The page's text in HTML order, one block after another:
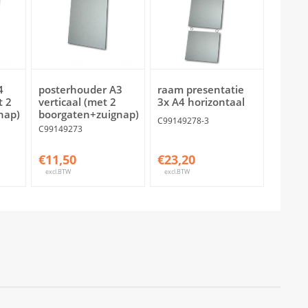
2
posterhouder A3
verticaal (met 2
boorgaten+zuignap)
C99149273
€11,50
excl.BTW
raam presentatie
3x A4 horizontaal
C99149278-3
€23,20
excl.BTW